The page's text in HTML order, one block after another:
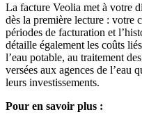
La facture Veolia met à votre
dès la première lecture : votre
périodes de facturation et
détaille également les coûts
l’eau potable, au traitement
versées aux agences de l’eau
leurs investissements.
Pour en savoir plus :